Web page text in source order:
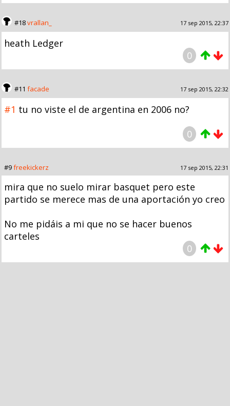
#18vrallan_ 17 sep 2015, 22:37
heath Ledger
0
#11 facade 17 sep 2015, 22:32
#1 tu no viste el de argentina en 2006 no?
0
#9freekickerz 17 sep 2015, 22:31
mira que no suelo mirar basquet pero este
partido se merece mas de una aportación yo creo
No me pidáis a mi que no se hacer buenos
carteles
0